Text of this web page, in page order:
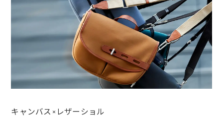
キャンバス×レザーショル